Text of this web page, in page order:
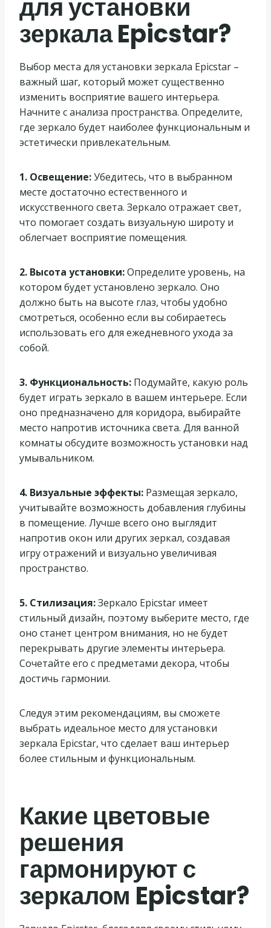
для установки
зеркала Epicstar?
Выбор места для установки зеркала Epicstar –
важный шаг, который может существенно
изменить восприятие вашего интерьера.
Начните с анализа пространства. Определите,
где зеркало будет наиболее функциональным и
эстетически привлекательным.
1. Освещение:Убедитесь, что в выбранном
месте достаточно естественного и
искусственного света. Зеркало отражает свет,
что помогает создать визуальную широту и
облегчает восприятие помещения.
2. Высота установки:Определите уровень, на
котором будет установлено зеркало. Оно
должно быть на высоте глаз, чтобы удобно
смотреться, особенно если вы собираетесь
использовать его для ежедневного ухода за
собой.
3. Функциональность: Подумайте, какую роль
будет играть зеркало в вашем интерьере. Если
оно предназначено для коридора, выбирайте
место напротив источника света. Для ванной
комнаты обсудите возможность установки над
умывальником.
4. Визуальные эффекты: Размещая зеркало,
учитывайте возможность добавления глубины
в помещение. Лучше всего оно выглядит
напротив окон или других зеркал, создавая
игру отражений и визуально увеличивая
пространство.
5. Стилизация:Зеркало Epicstar имеет
стильный дизайн, поэтому выберите место, где
оно станет центром внимания, но не будет
перекрывать другие элементы интерьера.
Сочетайте его с предметами декора, чтобы
достичь гармонии.
Следуя этим рекомендациям, вы сможете
выбрать идеальное место для установки
зеркала Epicstar, что сделает ваш интерьер
более стильным и функциональным.
Какие цветовые
решения
гармонируют с
зеркалом Epicstar?